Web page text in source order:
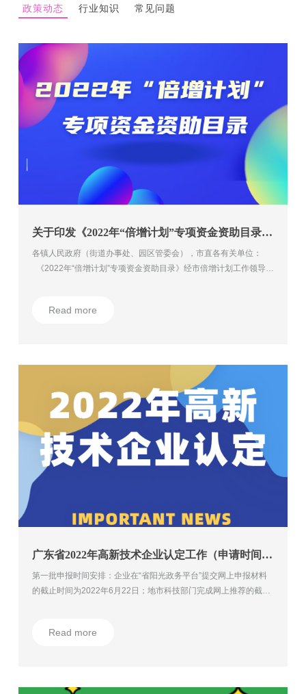
政策动态 行业知识 常见问题
关于印发《2022年“倍增计划”专项资金资助目录》的通知
各镇人民政府（街道办事处、园区管委会），市直各有关单位：
《2022年“倍增计划”专项资金资助目录》经市倍增计划工作领导小
Read more
广东省2022年高新技术企业认定工作（申请时间）的通知
第一批申报时间安排：企业在“省阳光政务平台”提交网上申报材料
的截止时间为2022年6月22日；地市科技部门完成网上推荐的截止
部门完成网上推荐的截止时间为2022年8月22日。
Read more